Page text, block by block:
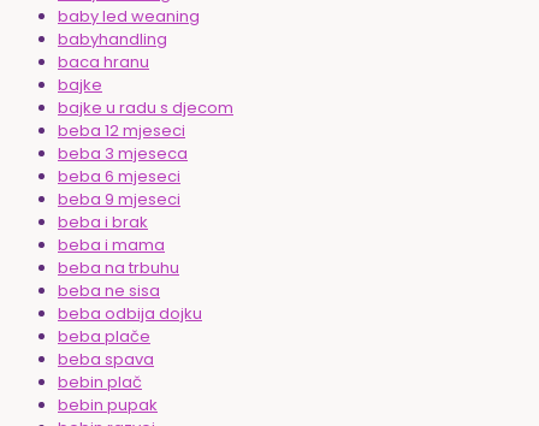
baby led weaning
babyhandling
baca hranu
bajke
bajke u radu s djecom
beba 12 mjeseci
beba 3 mjeseca
beba 6 mjeseci
beba 9 mjeseci
beba i brak
beba i mama
beba na trbuhu
beba ne sisa
beba odbija dojku
beba plače
beba spava
bebin plač
bebin pupak